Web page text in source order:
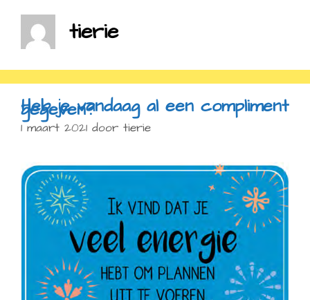
tierie
Heb je vandaag al een compliment
gegeven?
1 maart 2021 door tierie